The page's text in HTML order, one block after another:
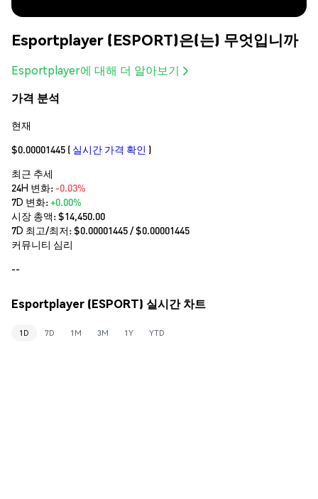
Esportplayer (ESPORT)은(는) 무엇입니까
Esportplayer에 대해 더 알아보기
가격 분석
현재
$0.00001445 ( 실시간 가격 확인 )
최근 추세
24H 변화: -0.03%
7D 변화:+0.00%
시장 총액:$14,450.00
7D 최고/최저: $0.00001445/ $0.00001445
커뮤니티 심리
--
Esportplayer (ESPORT) 실시간 차트
1D 7D 1M 3M 1Y YTD